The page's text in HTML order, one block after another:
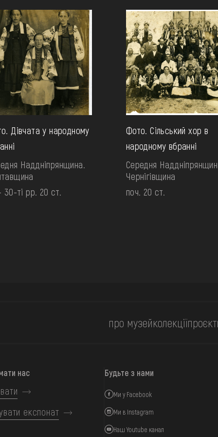
Дівчата у народному
Наддніпрянщина.
30-ті рр. 20 ст.
Фото. Сільський хор в
народному вбранні
Середня
Чернігівщина
поч. 20 ст.
про музейколекції
нас
експонат
Будьте з нами
Ми у Facebook
Ми в Instagram
Наш Youtube канал